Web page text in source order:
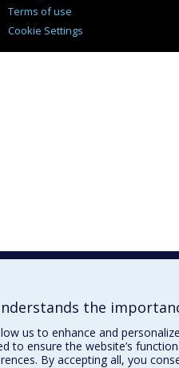
Terms of use
Cookie Settings
the
us to enhance and
to ensure the website’s
By accepting all, you